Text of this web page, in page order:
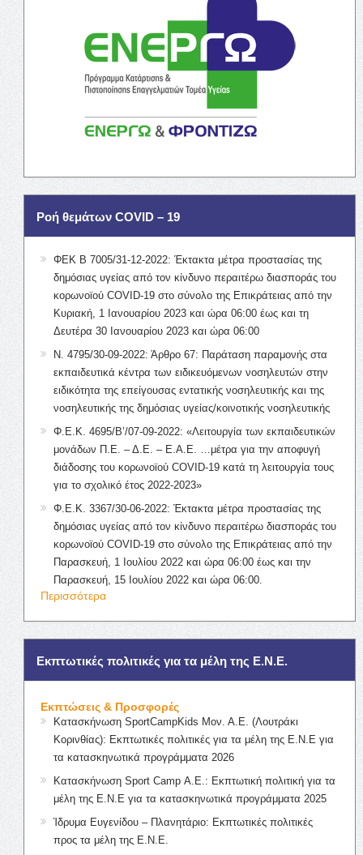
Ροή θεμάτων COVID – 19
ΦΕΚ Β 7005/31-12-2022: Έκτακτα μέτρα προστασίας της
δημόσιας υγείας από τον κίνδυνο περαιτέρω διασποράς του
κορωνοϊού COVID-19 στο σύνολο της Επικράτειας από την
Κυριακή, 1 Ιανουαρίου 2023 και ώρα 06:00 έως και τη
Δευτέρα 30 Ιανουαρίου 2023 και ώρα 06:00
Ν. 4795/30-09-2022: Άρθρο 67: Παράταση παραμονής στα
εκπαιδευτικά κέντρα των ειδικευόμενων νοσηλευτών στην
ειδικότητα της επείγουσας εντατικής νοσηλευτικής και της
νοσηλευτικής της δημόσιας υγείας/κοινοτικής νοσηλευτικής
Φ.Ε.Κ. 4695/Β’/07-09-2022: «Λειτουργία των εκπαιδευτικών
μονάδων Π.Ε. – Δ.Ε. – Ε.Α.Ε. …μέτρα για την αποφυγή
διάδοσης του κορωνοϊού COVID-19 κατά τη λειτουργία τους
για το σχολικό έτος 2022-2023»
Φ.Ε.Κ. 3367/30-06-2022: Έκτακτα μέτρα προστασίας της
δημόσιας υγείας από τον κίνδυνο περαιτέρω διασποράς του
κορωνοϊού COVID-19 στο σύνολο της Επικράτειας από την
Παρασκευή, 1 Ιουλίου 2022 και ώρα 06:00 έως και την
Παρασκευή, 15 Ιουλίου 2022 και ώρα 06:00.
Περισσότερα
Εκπτωτικές πολιτικές για τα μέλη της Ε.Ν.Ε.
Εκπτώσεις & Προσφορές
Κατασκήνωση SportCampKids Μον. Α.Ε. (Λουτράκι
Κορινθίας): Εκπτωτικές πολιτικές για τα μέλη της Ε.Ν.Ε για
τα κατασκηνωτικά προγράμματα 2026
Κατασκήνωση Sport Camp Α.Ε.: Εκπτωτική πολιτική για τα
μέλη της Ε.Ν.Ε για τα κατασκηνωτικά προγράμματα 2025
Ίδρυμα Ευγενίδου – Πλανητάριο: Εκπτωτικές πολιτικές
προς τα μέλη της Ε.Ν.Ε.